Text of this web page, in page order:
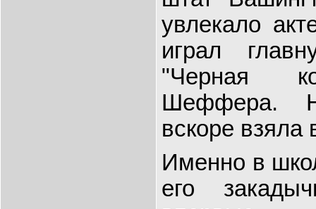
увлекало
играл
"Черная
Шеффера.
вскоре
Именно в
его